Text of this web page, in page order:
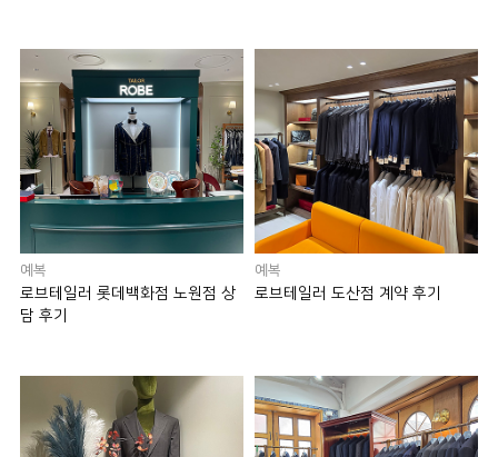
예복
로브테일러 롯데백화점 노원점 상
담 후기
예복
로브테일러 도산점 계약 후기